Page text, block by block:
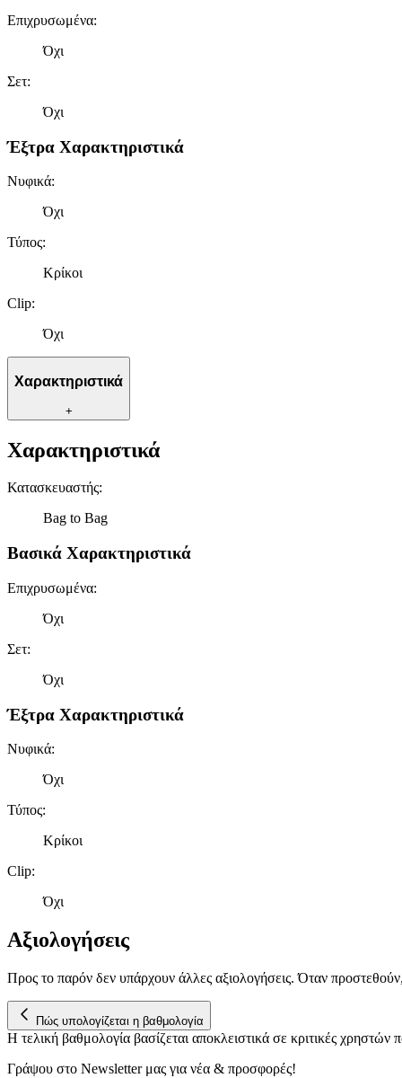
Επιχρυσωμένα:
Όχι
Σετ:
Όχι
Έξτρα Χαρακτηριστικά
Νυφικά:
Όχι
Τύπος:
Κρίκοι
Clip:
Όχι
Χαρακτηριστικά
+
Χαρακτηριστικά
Κατασκευαστής:
Bag to Bag
Βασικά Χαρακτηριστικά
Επιχρυσωμένα:
Όχι
Σετ:
Όχι
Έξτρα Χαρακτηριστικά
Νυφικά:
Όχι
Τύπος:
Κρίκοι
Clip:
Όχι
Αξιολογήσεις
Προς το παρόν δεν υπάρχουν άλλες αξιολογήσεις. Όταν
Πώς υπολογίζεται η βαθμολογία
Η τελική βαθμολογία βασίζεται αποκλειστικά σε κριτικές
Γράψου στο Νewsletter μας για νέα & προσφορές!